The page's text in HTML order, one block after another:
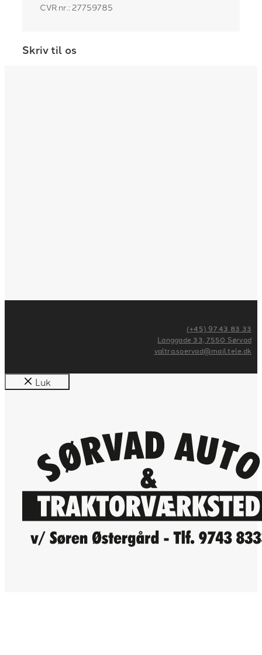
CVR nr.: 27759785
Skriv til os
(+45) 97 43 83 33
Langgade 33, 7550 Sørvad
valtra.soervad@mail.tele.dk
Luk